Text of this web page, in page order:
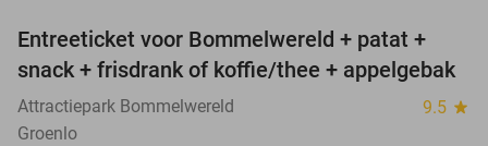
23%
Entreeticket voor Bommelwereld + patat +
snack + frisdrank of koffie/thee + appelgebak
Attractiepark Bommelwereld 9.5 star
Groenlo